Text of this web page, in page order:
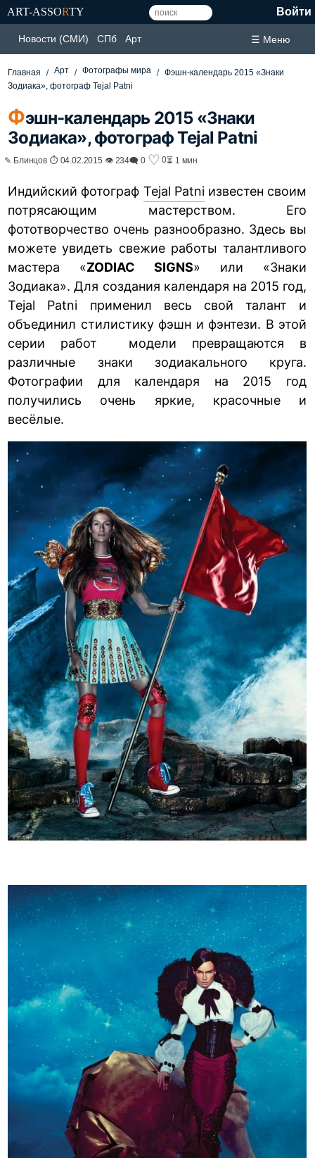
ART-ASSORTY Войти
Новости (СМИ) СПб Арт ☰ Меню
Главная Арт Фотографы мира
Фэшн-календарь 2015 «Знаки
Зодиака», фотограф Tejal Patni
Фэшн-календарь 2015 «Знаки
Зодиака», фотограф Tejal Patni
✎ Блинцов ⏱ 04.02.2015 👁 234🗨 0 ♡ 0⏳ 1 мин
Индийский фотограф Tejal Patniизвестен своим
потрясающим мастерством. Его
фототворчество очень разнообразно. Здесь вы
можете увидеть свежие работы талантливого
мастера «ZODIAC SIGNS» или «Знаки
Зодиака». Для создания календаря на 2015 год,
Tejal Patni применил весь свой талант и
объединил стилистику фэшн и фэнтези. В этой
серии работ модели превращаются в
различные знаки зодиакального круга.
Фотографии для календаря на 2015 год
получились очень яркие, красочные и
весёлые.